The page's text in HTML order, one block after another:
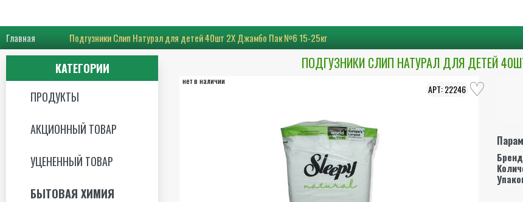
Главная Подгузники Слип Натурал для детей 40шт 2Х Джамбо Пак №6 15-25кг
КАТЕГОРИИ
ПРОДУКТЫ
АКЦИОННЫЙ ТОВАР
УЦЕНЕННЫЙ ТОВАР
БЫТОВАЯ ХИМИЯ
ПОДГУЗНИКИ СЛИП НАТУРАЛ ДЛЯ ДЕТЕЙ
нет в наличии
22246
Бренд